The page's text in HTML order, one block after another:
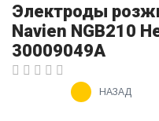
Электроды
Navien NGB210
30009049A
НАЗАД